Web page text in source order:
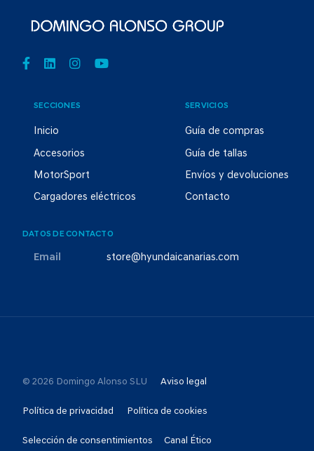
SECCIONES
Inicio
Accesorios
MotorSport
Cargadores eléctricos
SERVICIOS
Guía de compras
Guía de tallas
Envíos y devoluciones
Contacto
DATOS DE CONTACTO
Email store@hyundaicanarias.com
© 2026 Domingo Alonso SLU Aviso legal
Política de privacidad Política de cookies
Selección de consentimientos Canal Ético